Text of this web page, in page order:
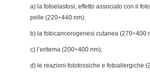
a) la fotoelastosi, effetto associato con il
pelle (220÷440 nm);
b) la fotocancerogenesi cutanea (270÷400
c) l’eritema (200÷400 nm);
d) le reazioni fototossiche e fotoallergiche